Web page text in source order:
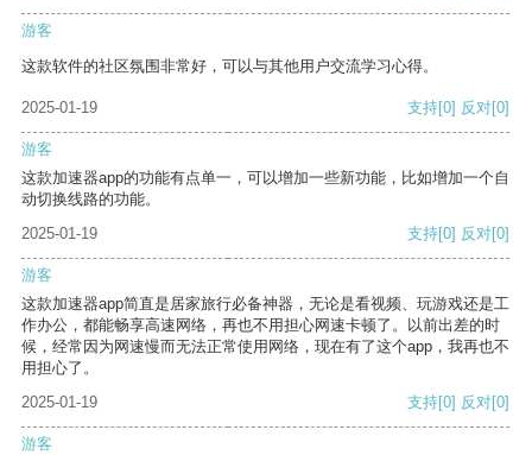
游客
这款软件的社区氛围非常好，可以与其他用户交流学习心得。
2025-01-19 支持[0] 反对[0]
游客
这款加速器app的功能有点单一，可以增加一些新功能，比如增加一个自
动切换线路的功能。
2025-01-19
支持[0] 反对[0]
游客
这款加速器app简直是居家旅行必备神器，无论是看视频、玩游戏还是工
作办公，都能畅享高速网络，再也不用担心网速卡顿了。以前出差的时
候，经常因为网速慢而无法正常使用网络，现在有了这个app，我再也不
用担心了。
2025-01-19
支持[0] 反对[0]
游客